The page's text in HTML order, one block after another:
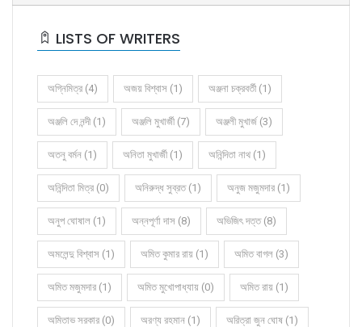
LISTS OF WRITERS
অগ্নিমিত্র (4) অজয় বিশ্বাস (1) অঞ্জনা চক্রবর্তী (1)
অঞ্জলি দে নন্দী (1) অঞ্জলি মুখার্জী (7) অঞ্জলী মুখার্জ (3)
অতনু বর্মন (1) অনিতা মুখার্জী (1) অনিন্দিতা নাথ (1)
অনিন্দিতা মিত্র (0) অনিরুদ্ধ সুব্রত (1) অনুজ মজুমদার (1)
অনুপ ঘোষাল (1) অন্নপূর্ণা দাস (8) অভিজিৎ দত্ত (8)
অমলেন্দু বিশ্বাস (1) অমিত কুমার রায় (1) অমিত বাগল (3)
অমিত মজুমদার (1) অমিত মুখোপাধ্যায় (0) অমিত রায় (1)
অমিতাভ সরকার (0) অরণ্য রহমান (1) অরিত্রা জুন ঘোষ (1)